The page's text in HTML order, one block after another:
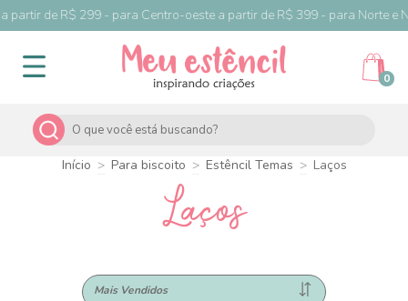
de R$ 299 - para Centro-oeste a partir de R$ 399 - para Norte e
0
Início > Para biscoito > Estêncil Temas > Laços
Laços